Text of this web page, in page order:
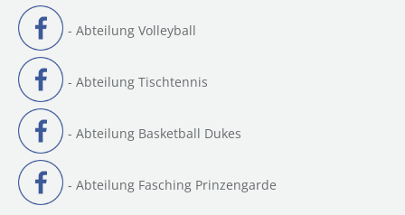
- Abteilung Volleyball
- Abteilung Tischtennis
- Abteilung Basketball Dukes
- Abteilung Fasching Prinzengarde